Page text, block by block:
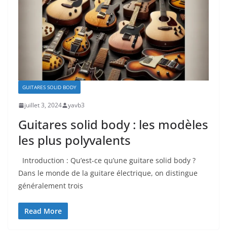
GUITARES SOLID BODY
juillet 3, 2024 yavb3
Guitares solid body : les modèles
les plus polyvalents
Introduction : Qu’est-ce ‌qu’une ⁢guitare solid body​ ?
Dans le monde⁣ de la guitare électrique, on distingue
généralement ​trois
Read More